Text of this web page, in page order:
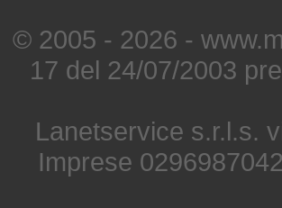
© 2005 - 2026 -
17 del 24/07/2003
Lanetservice s.r.l.s.
Imprese